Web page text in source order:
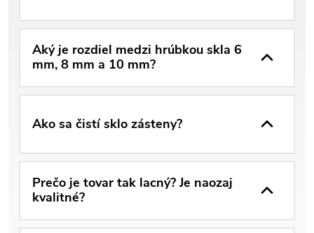
Aký je rozdiel medzi hrúbkou skla 6
mm, 8 mm a 10 mm?
Ako sa čistí sklo zásteny?
Prečo je tovar tak lacný? Je naozaj
kvalitné?